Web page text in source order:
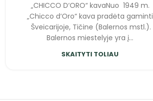
„CHICCO D‘ORO“ kavaNuo 1949 m.
„Chicco d‘Oro“ kava pradėta gaminti
Šveicarijoje, Tičine (Balernos mstl.).
Balernos miestelyje yra į...
SKAITYTI TOLIAU